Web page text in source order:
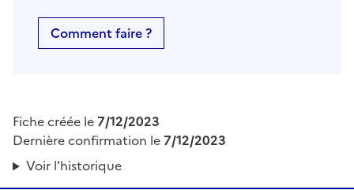
Comment faire ?
Fiche créée le 7/12/2023
Dernière confirmation le 7/12/2023
Voir l'historique